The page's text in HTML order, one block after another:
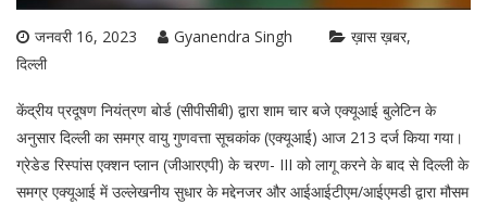
जनवरी 16, 2023 Gyanendra Singh
ख़ास ख़बर
दिल्ली
केंद्रीय प्रदूषण नियंत्रण बोर्ड (सीपीसीबी) द्वारा शाम चार बजे एक्यूआई बुलेटिन के
अनुसार दिल्ली का समग्र वायु गुणवत्ता सूचकांक (एक्यूआई) आज 213 दर्ज किया गया।
ग्रेडेड रिस्पांस एक्शन प्लान (जीआरएपी) के चरण- III को लागू करने के बाद से दिल्ली के
समग्र एक्यूआई में उल्लेखनीय सुधार के मद्देनजर और आईआईटीएम/आईएमडी द्वारा मौसम